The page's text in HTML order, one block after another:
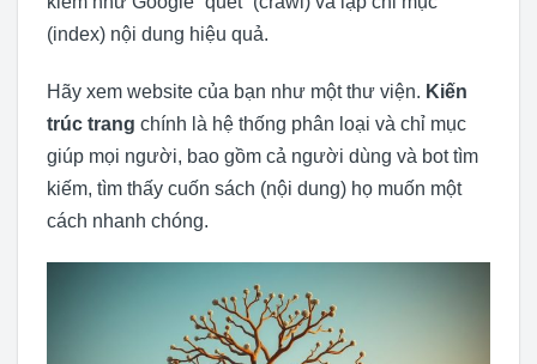
(index) nội dung hiệu quả.
Hãy xem website của bạn như một thư viện. Kiến
trúc trang chính là hệ thống phân loại và chỉ mục
giúp mọi người, bao gồm cả người dùng và bot tìm
kiếm, tìm thấy cuốn sách (nội dung) họ muốn một
cách nhanh chóng.